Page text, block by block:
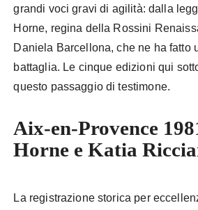
grandi voci gravi di agilità: dalla
Horne, regina della Rossini
Daniela Barcellona, che ne ha fatto
battaglia. Le cinque edizioni qui
questo passaggio di testimone.
Aix-en-Provence
Horne e Katia
La registrazione storica per